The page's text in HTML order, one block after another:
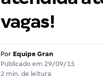
vagas!
Por Equipe Gran
Publicado em 29/09/15
2 min. de leitura